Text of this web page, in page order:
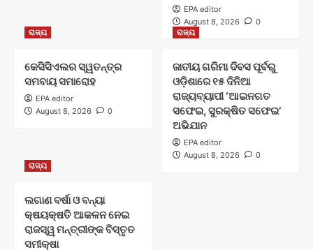
EPA editor
August 8, 2026
0
ରାଜ୍ୟ
କେସିସିଏଲର ସ୍ୱତନ୍ତ୍ର
ସମବାୟ ସମାରୋହ
EPA editor
August 8, 2026
0
ରାଜ୍ୟ
ଜାତୀୟ ଗରିମା ଦିବସ ପୂର୍ବରୁ
ଓଡ଼ିଶାରେ ୧୫ ଦିନିଆ
ରାଜ୍ୟବ୍ୟାପୀ ‘ଆଇନଗତ
ସଫେଇ, ସୁରକ୍ଷିତ ସଫେଇ’
ଅଭିଯାନ
EPA editor
August 8, 2026
0
ରାଜ୍ୟ
ଲଗାଣ ବର୍ଷା ଓ ବନ୍ୟା
କ୍ଷୟକ୍ଷତି ଆକଳନ ନେଇ
ରାଜସ୍ୱ ମନ୍ତ୍ରୀଙ୍କ ବିସ୍ତୃତ
ସମୀକ୍ଷା